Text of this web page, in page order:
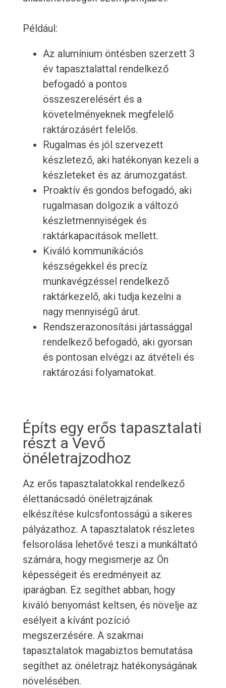
Például:
Az alumínium öntésben szerzett 3
év tapasztalattal rendelkező
befogadó a pontos
összeszerelésért és a
követelményeknek megfelelő
raktározásért felelős.
Rugalmas és jól szervezett
készletező, aki hatékonyan kezeli a
készleteket és az árumozgatást.
Proaktív és gondos befogadó, aki
rugalmasan dolgozik a változó
készletmennyiségek és
raktárkapacitások mellett.
Kiváló kommunikációs
készségekkel és precíz
munkavégzéssel rendelkező
raktárkezelő, aki tudja kezelni a
nagy mennyiségű árut.
Rendszerazonosítási jártassággal
rendelkező befogadó, aki gyorsan
és pontosan elvégzi az átvételi és
raktározási folyamatokat.
Építs egy erős tapasztalati
részt a Vevő
önéletrajzodhoz
Az erős tapasztalatokkal rendelkező
élettanácsadó önéletrajzának
elkészítése kulcsfontosságú a sikeres
pályázathoz. A tapasztalatok részletes
felsorolása lehetővé teszi a munkáltató
számára, hogy megismerje az Ön
képességeit és eredményeit az
iparágban. Ez segíthet abban, hogy
kiváló benyomást keltsen, és növelje az
esélyeit a kívánt pozíció
megszerzésére. A szakmai
tapasztalatok magabiztos bemutatása
segíthet az önéletrajz hatékonyságának
növelésében.